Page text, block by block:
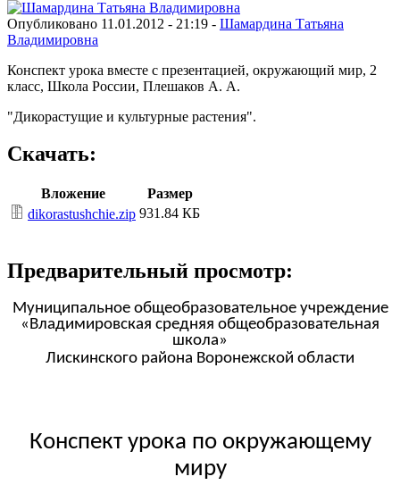
Опубликовано 11.01.2012 - 21:19 - Шамардина Татьяна
Владимировна
Конспект урока вместе с презентацией, окружающий мир, 2
класс, Школа России, Плешаков А. А.
"Дикорастущие и культурные растения".
Скачать:
Вложение
Размер
dikorastushchie.zip 931.84 КБ
Предварительный просмотр:
Муниципальное общеобразовательное учреждение
«Владимировская средняя общеобразовательная
школа»
Лискинского района Воронежской области
Конспект урока по окружающему
миру